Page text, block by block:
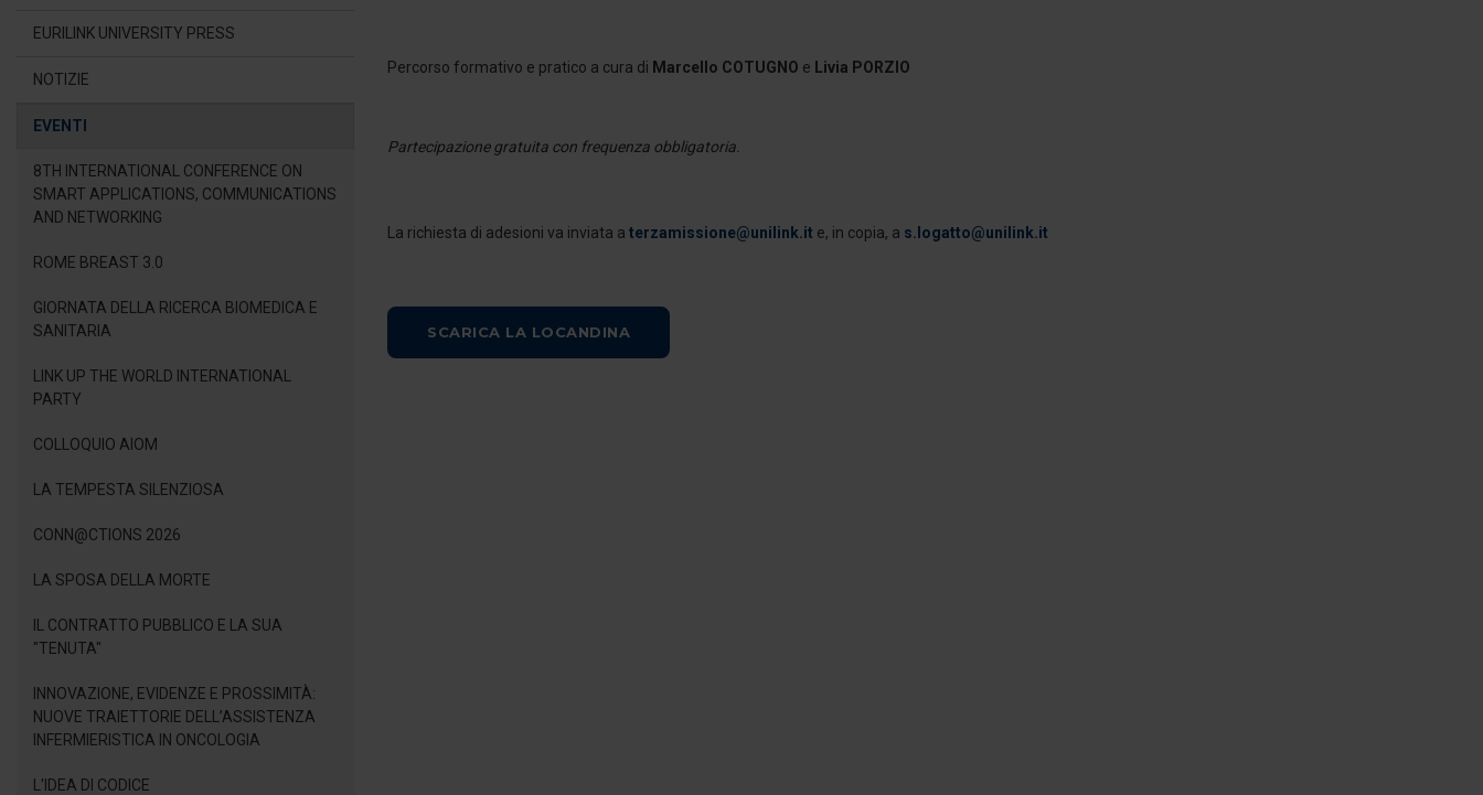
EURILINK UNIVERSITY PRESS
NOTIZIE
EVENTI
8TH INTERNATIONAL CONFERENCE ON
SMART APPLICATIONS, COMMUNICATIONS
AND NETWORKING
ROME BREAST 3.0
GIORNATA DELLA RICERCA BIOMEDICA E
SANITARIA
LINK UP THE WORLD INTERNATIONAL
PARTY
COLLOQUIO AIOM
LA TEMPESTA SILENZIOSA
CONN@CTIONS 2026
LA SPOSA DELLA MORTE
IL CONTRATTO PUBBLICO E LA SUA
"TENUTA"
INNOVAZIONE, EVIDENZE E PROSSIMITÀ:
NUOVE TRAIETTORIE DELL’ASSISTENZA
INFERMIERISTICA IN ONCOLOGIA
L'IDEA DI CODICE
Percorso formativo e pratico a cura di Marcello COTUGNO e Livia PORZIO
Partecipazione gratuita con frequenza obbligatoria.
La richiesta di adesioni va inviata a terzamissione@unilink.it e, in copia, a s.logatto@unilink.it
SCARICA LA LOCANDINA